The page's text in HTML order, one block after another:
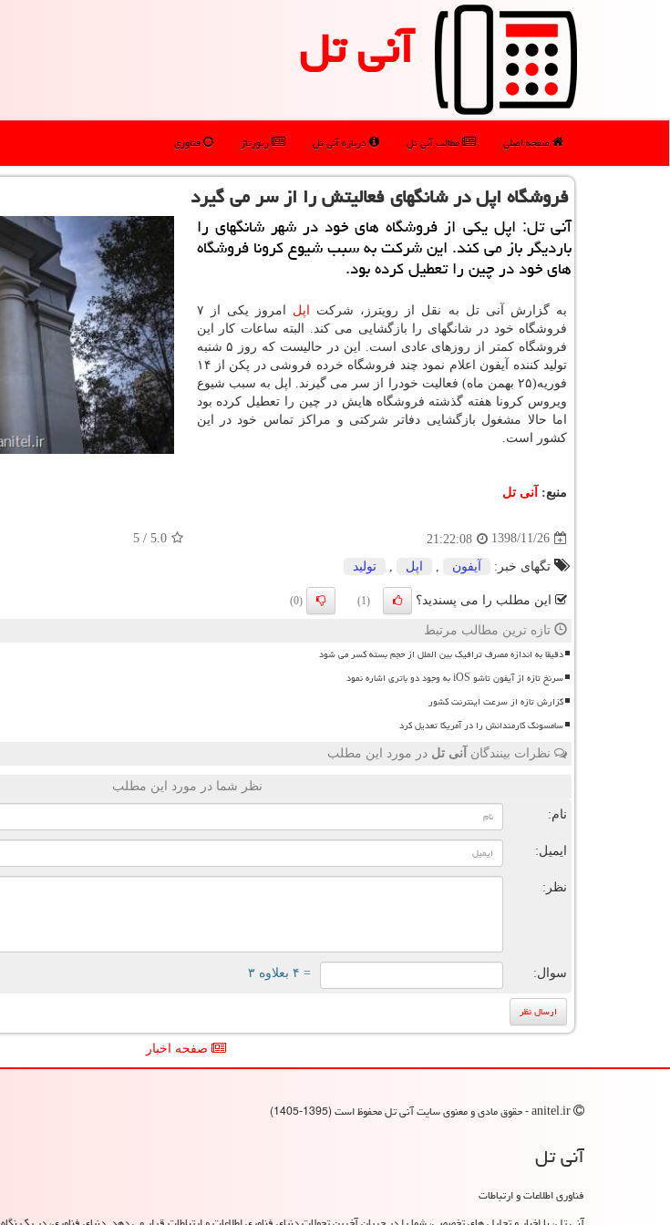
آنی تل
صفحه اصلی مطالب آنی تل درباره آنی تل رپورتاژ فناوری
فروشگاه اپل در شانگهای فعالیتش را از سر می گیرد
آنی تل: اپل یكی از فروشگاه های خود در شهر شانگهای را
باردیگر باز می كند. این شركت به سبب شیوع كرونا فروشگاه
های خود در چین را تعطیل كرده بود.
به گزارش آنی تل به نقل از رویترز، شركت اپل
امروز یكی از ۷
فروشگاه خود در شانگهای را بازگشایی می كند. البته ساعات كار این
فروشگاه كمتر از روزهای عادی است. این در حالیست كه روز ۵ شنبه
تولید كننده آیفون اعلام نمود چند فروشگاه خرده فروشی در پكن از ۱۴
فوریه(۲۵ بهمن ماه) فعالیت خودرا از سر می گیرند. اپل به سبب شیوع
ویروس كرونا هفته گذشته فروشگاه هایش در چین را تعطیل كرده بود
اما حالا مشغول بازگشایی دفاتر شركتی و مراكز تماس خود در این
كشور است.
منبع: آنی تل
1398/11/26
21:22:08
5.0
/
5
تگهای خبر: آیفون اپل تولید
این مطلب را می پسندید؟ (1)
(0)
تازه ترین مطالب مرتبط
دقیقا به اندازه مصرف ترافیک بین الملل از حجم بسته کسر می شود
سرنخ تازه از آیفون تاشو iOS به وجود دو باتری اشاره نمود
گزارش تازه از سرعت اینترنت کشور
سامسونگ کارمندانش را در آمریکا تعدیل کرد
نظرات بینندگان آنی تل در مورد این مطلب
نظر شما در مورد این مطلب
نام:
ایمیل:
نظر:
سوال: = ۴ بعلاوه ۳
صفحه اخبار
آنی تل
فناوری اطلاعات و ارتباطات